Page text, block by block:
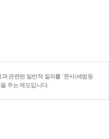
관련된 일반적 질의를 '문서(세법등
주는 제도입니다.